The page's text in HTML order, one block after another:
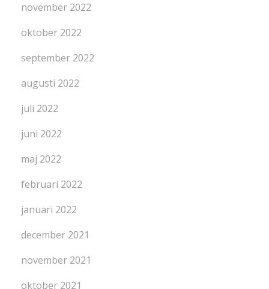
november 2022
oktober 2022
september 2022
augusti 2022
juli 2022
juni 2022
maj 2022
februari 2022
januari 2022
december 2021
november 2021
oktober 2021